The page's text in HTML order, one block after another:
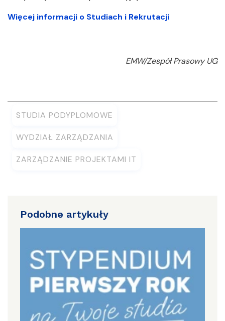
Więcej informacji o Studiach i Rekrutacji
EMW/Zespół Prasowy UG
STUDIA PODYPLOMOWE
WYDZIAŁ ZARZĄDZANIA
ZARZĄDZANIE PROJEKTAMI IT
Podobne artykuły